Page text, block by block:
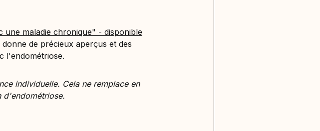
une maladie chronique" - disponible
donne de précieux aperçus et des
l'endométriose.
individuelle. Cela ne remplace en
d'endométriose.